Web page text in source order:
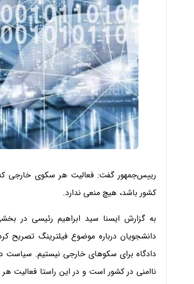
رییس‌جمهور گفت: فعالیت هر سکوی خارجی
کشور باشد، هیچ منعی ندارد.
به گزارش ایسنا سید ابراهیم رئیسی در
دانشجویان درباره موضوع فیلترینگ تصریح
دادگاه برای سکوهای خارجی نیستیم. سیاست
ناامنی در کشور است و در این راستا فعالیت